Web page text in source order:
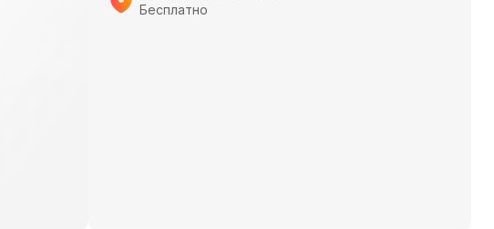
Бесплатно